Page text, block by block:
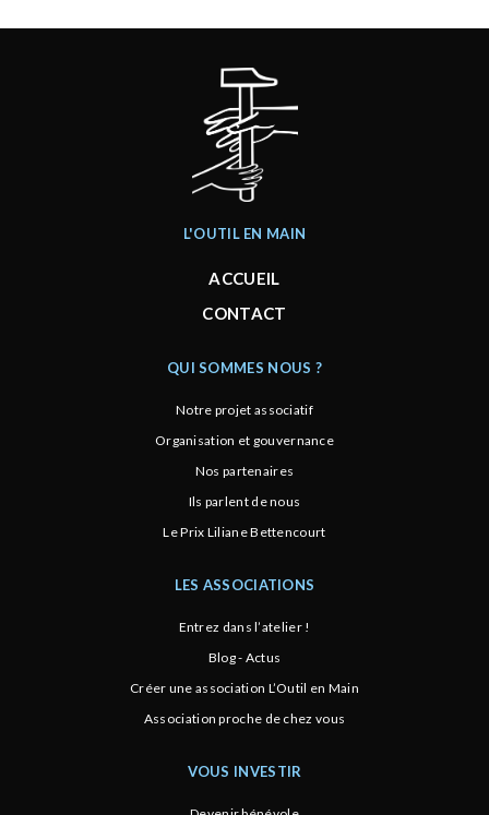
L'OUTIL EN MAIN
ACCUEIL
CONTACT
QUI SOMMES NOUS ?
Notre projet associatif
Organisation et gouvernance
Nos partenaires
Ils parlent de nous
Le Prix Liliane Bettencourt
LES ASSOCIATIONS
Entrez dans l’atelier !
Blog - Actus
Créer une association L’Outil en Main
Association proche de chez vous
VOUS INVESTIR